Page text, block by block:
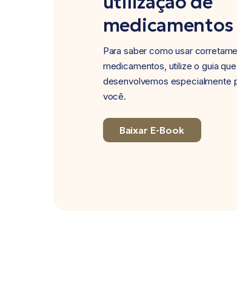
medicamentos
Para saber como usar
medicamentos, utilize o guia que
desenvolvemos especialmente
você.
Baixar E-Book